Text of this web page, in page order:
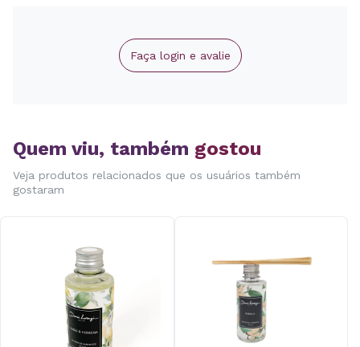
Faça login e avalie
Quem viu, também gostou
Veja produtos relacionados que os usuários também
gostaram